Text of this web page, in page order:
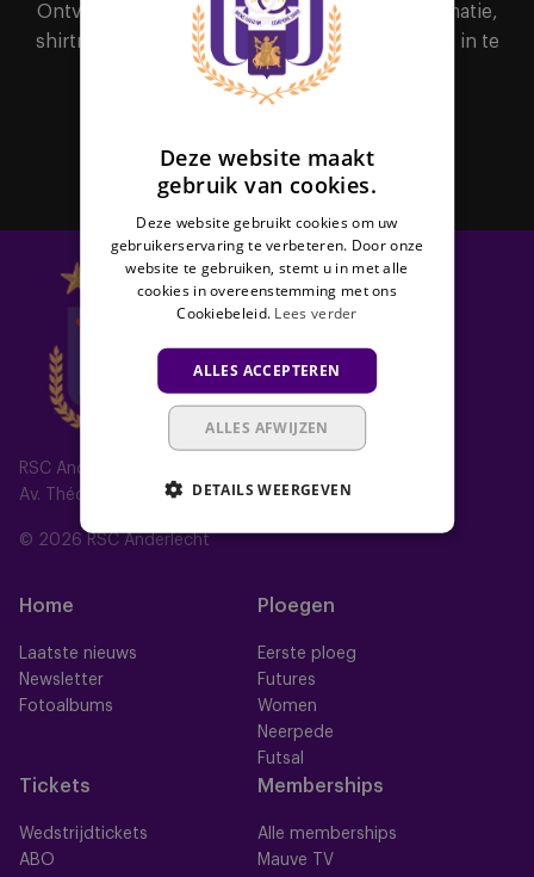
RSC Anderlecht
Av. Théo Verbeeck 2, 1070 Anderlecht, Belgium
© 2026 RSC Anderlecht
Home
Laatste nieuws
Newsletter
Fotoalbums
Ploegen
Eerste ploeg
Futures
Women
Neerpede
Futsal
Tickets
Wedstrijdtickets
ABO
Memberships
Alle memberships
Mauve TV
Ontvang als eerste alle nieuws, ticketinginformatie,
shirtreleases of interessante promoties door je in te
schrijven voor de nieuwsbrief.
Deze website maakt
gebruik van cookies.
Deze website gebruikt cookies om uw
gebruikerservaring te verbeteren. Door onze
website te gebruiken, stemt u in met alle
cookies in overeenstemming met ons
Cookiebeleid. Lees verder
ALLES ACCEPTEREN
ALLES AFWIJZEN
DETAILS WEERGEVEN